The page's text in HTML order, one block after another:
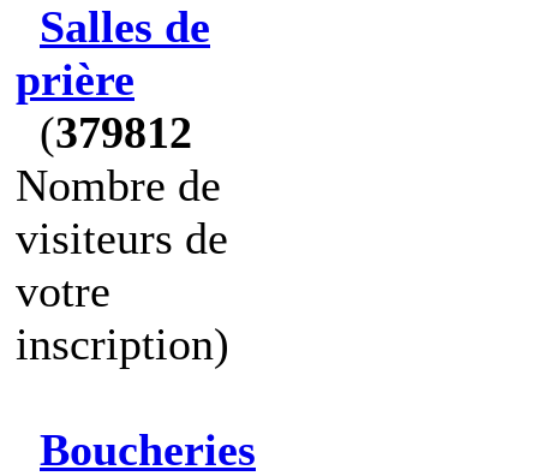
Salles de
prière
(379812
Nombre de
visiteurs de
votre
inscription)
Boucheries